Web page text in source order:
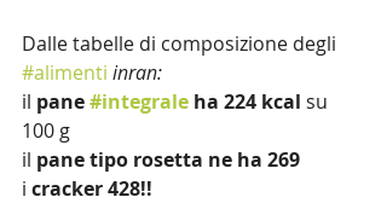
Dalle tabelle di composizione degli
#alimenti inran:
il pane #integrale ha 224 kcal su
100 g
il pane tipo rosetta ne ha 269
i cracker 428!!